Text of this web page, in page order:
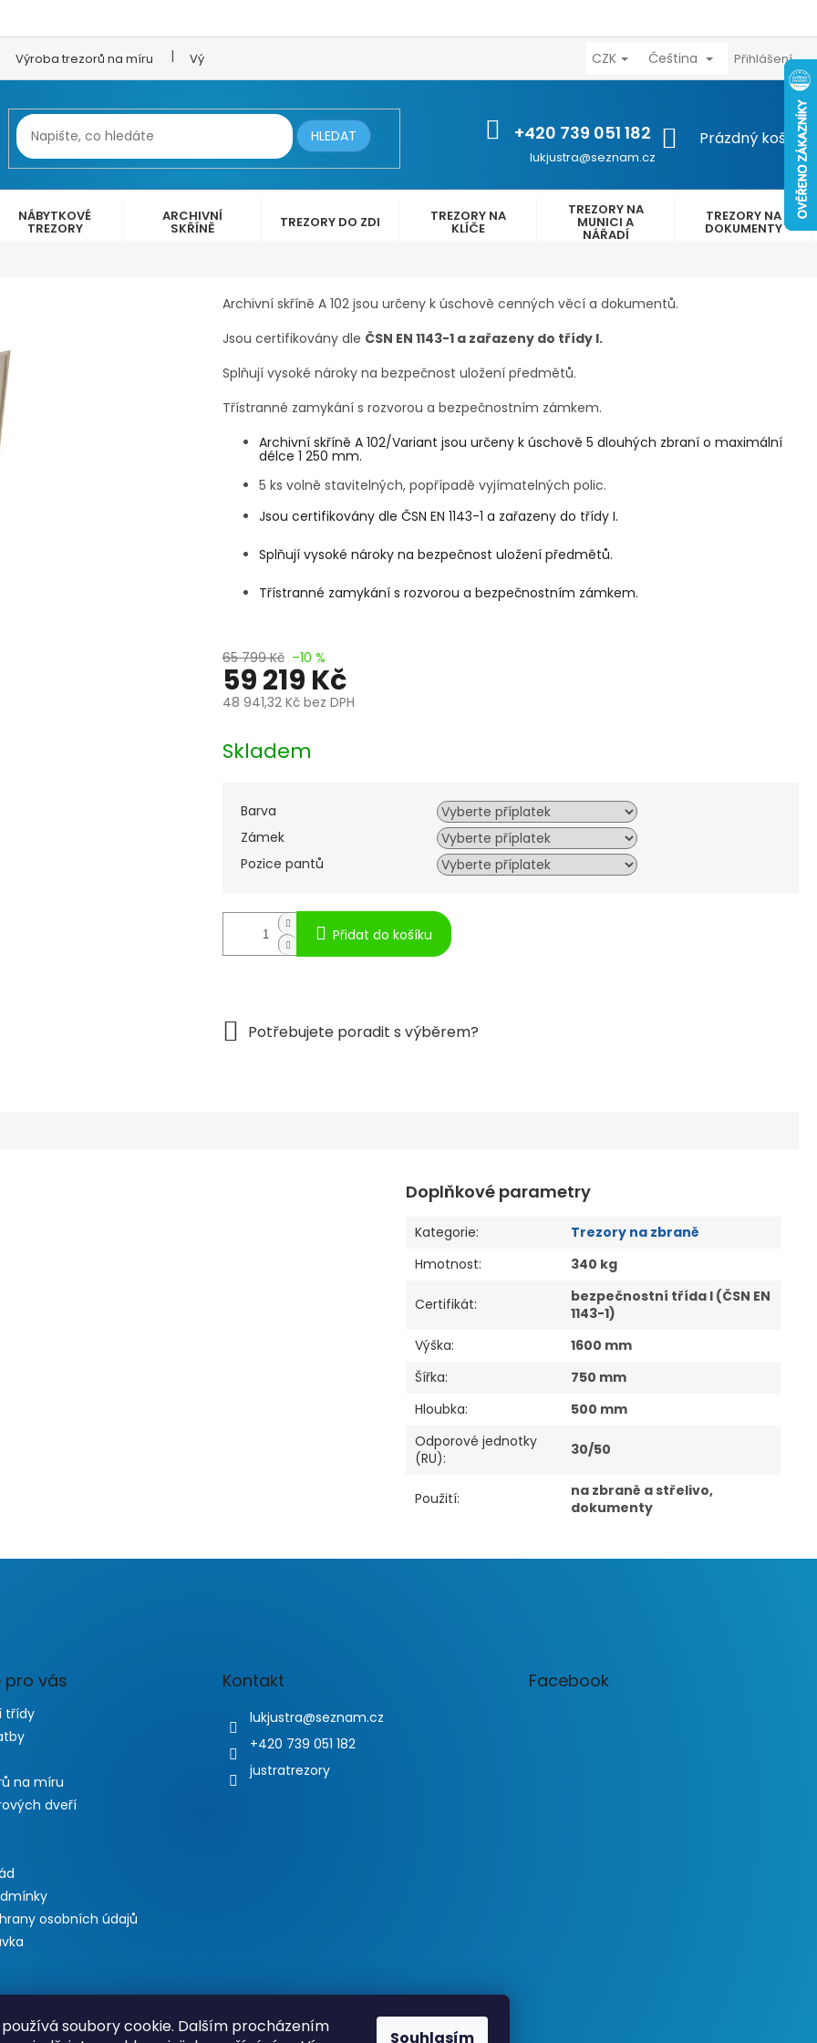
soubory cookie. Dalším procházením
Souhlasím
+420 739 051 182
lukjustra@seznam.cz
Výroba trezorů na míru Výroba trezorových dveří Reklamační řád Obchodní
CZK Čeština Přihlášení
HLEDAT
NÁKUPNÍ
Prázdný košík
NÁBYTKOVÉ
TREZORY
ARCHIVNÍ
SKŘÍNĚ TREZORY DO ZDI TREZORY NA
KLÍČE
TREZORY NA
MUNICI A
NÁŘADÍ
TREZORY NA
DOKUMENTY
65 799 Kč –10 %
59 219 Kč
48 941,32 Kč bez DPH
cena:
Skladem
Barva
Zámek
Pozice pantů
Přidat do košíku
Archivní skříně A 102 jsou určeny k úschově cenných věcí a dokumentů.
Jsou certifikovány dle ČSN EN 1143-1 a zařazeny do třídy I.
Splňují vysoké nároky na bezpečnost uložení předmětů.
Třístranné zamykání s rozvorou a bezpečnostním zámkem.
Archivní skříně A 102/Variant jsou určeny k úschově 5 dlouhých zbraní o maximální
délce 1 250 mm.
5 ks volně stavitelných, popřípadě vyjímatelných polic.
Jsou certifikovány dle ČSN EN 1143-1 a zařazeny do třídy I.
Splňují vysoké nároky na bezpečnost uložení předmětů.
Třístranné zamykání s rozvorou a bezpečnostním zámkem.
Doplňkové parametry
Kategorie:
Trezory na zbraně
Hmotnost: 340 kg
Certifikát:
bezpečnostní třída I (ČSN EN
1143-1)
Výška:
1600 mm
Šířka:
750 mm
Hloubka:
500 mm
Odporové jednotky
(RU): 30/50
Použití:
na zbraně a střelivo,
dokumenty
pro vás
třídy
na míru
dveří
osobních údajů
Kontakt
lukjustra@seznam.cz
+420 739 051 182
justratrezory
Facebook